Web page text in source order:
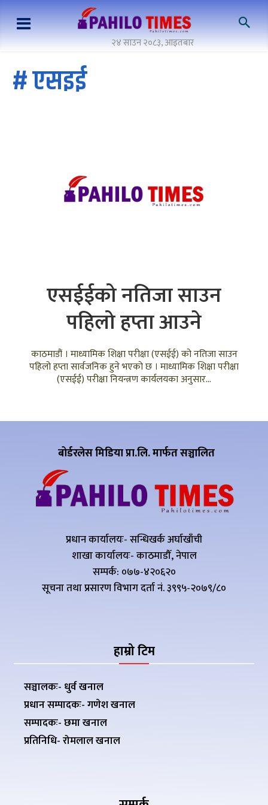
२४ साउन २०८३, आइतबार
#एसइई
एसईईको नतिजा साउन
पहिलो हप्ता आउने
काठमाडौं । माध्यामिक शिक्षा परीक्षा (एसईई) को नतिजा साउन
पहिलो हप्ता सार्वजनिक हुने भएको छ । माध्यामिक शिक्षा परीक्षा
(एसईई) परीक्षा नियन्त्रण कार्यलयका अनुसार...
बोर्डरलेस मिडिया प्रा.लि. मार्फत सञ्चालित
प्रधान कार्यालयः- सन्धिखर्क अर्घाखाँची
शाखा कार्यालयः- काठमाडौँ, नेपाल
सम्पर्क: ०७७-४२०६२०
सूचना तथा प्रसारण विभाग दर्ता नं. ३९९५-२०७९/८०
हाम्रो टिम
सञ्चालकः- धुर्व खनाल
प्रधान सम्पादकः- गणेश खनाल
सम्पादकः- छमा खनाल
प्रतिनिधि- रोमलाल खनाल